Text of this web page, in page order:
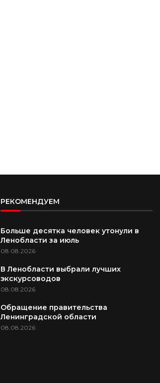
РЕКОМЕНДУЕМ
Больше десятка человек утонули в
Ленобласти за июль
08.08.2026
В Ленобласти выбрали лучших
экскурсоводов
08.08.2026
Обращение правительства
Ленинградской области
08.08.2026